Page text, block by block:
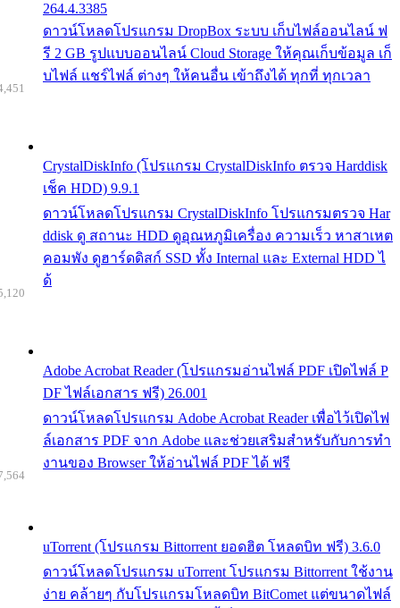
264.4.3385
ดาวน์โหลดโปรแกรม DropBox ระบบ เก็บไฟล์ออนไลน์ ฟ
รี 2 GB รูปแบบออนไลน์ Cloud Storage ให้คุณเก็บข้อมูล เก็
บไฟล์ แชร์ไฟล์ ต่างๆ ให้คนอื่น เข้าถึงได้ ทุกที่ ทุกเวลา
CrystalDiskInfo (โปรแกรม CrystalDiskInfo ตรวจ Harddisk
เช็ค HDD) 9.9.1
ดาวน์โหลดโปรแกรม CrystalDiskInfo โปรแกรมตรวจ Har
ddisk ดู สถานะ HDD ดูอุณหภูมิเครื่อง ความเร็ว หาสาเหต
คอมพัง ดูฮาร์ดดิสก์ SSD ทั้ง Internal และ External HDD ไ
ด้
Adobe Acrobat Reader (โปรแกรมอ่านไฟล์ PDF เปิดไฟล์ P
DF ไฟล์เอกสาร ฟรี) 26.001
ดาวน์โหลดโปรแกรม Adobe Acrobat Reader เพื่อไว้เปิดไฟ
ล์เอกสาร PDF จาก Adobe และช่วยเสริมสำหรับกับการทำ
งานของ Browser ให้อ่านไฟล์ PDF ได้ ฟรี
uTorrent (โปรแกรม Bittorrent ยอดฮิต โหลดบิท ฟรี) 3.6.0
ดาวน์โหลดโปรแกรม uTorrent โปรแกรม Bittorrent ใช้งาน
ง่าย คล้ายๆ กับโปรแกรมโหลดบิท BitComet แต่ขนาดไฟล์